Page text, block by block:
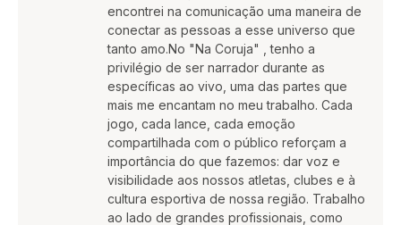
encontrei na comunicação uma maneira de
conectar as pessoas a esse universo que
tanto amo.No "Na Coruja" , tenho a
privilégio de ser narrador durante as
específicas ao vivo, uma das partes que
mais me encantam no meu trabalho. Cada
jogo, cada lance, cada emoção
compartilhada com o público reforçam a
importância do que fazemos: dar voz e
visibilidade aos nossos atletas, clubes e à
cultura esportiva de nossa região. Trabalho
ao lado de grandes profissionais, como